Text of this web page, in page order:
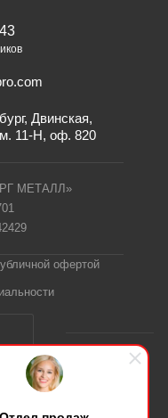
Двинская,
11-Н, оф. 820
МЕТАЛЛ»
офертой